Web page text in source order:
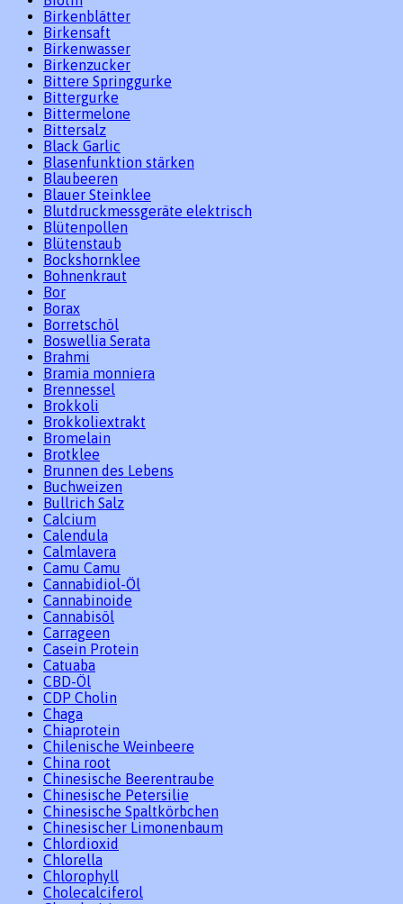
Birkenblätter
Birkensaft
Birkenwasser
Birkenzucker
Bittere Springgurke
Bittergurke
Bittermelone
Bittersalz
Black Garlic
Blasenfunktion stärken
Blaubeeren
Blauer Steinklee
Blutdruckmessgeräte elektrisch
Blütenpollen
Blütenstaub
Bockshornklee
Bohnenkraut
Bor
Borax
Borretschöl
Boswellia Serata
Brahmi
Bramia monniera
Brennessel
Brokkoli
Brokkoliextrakt
Bromelain
Brotklee
Brunnen des Lebens
Buchweizen
Bullrich Salz
Calcium
Calendula
Calmlavera
Camu Camu
Cannabidiol-Öl
Cannabinoide
Cannabisöl
Carrageen
Casein Protein
Catuaba
CBD-Öl
CDP Cholin
Chaga
Chiaprotein
Chilenische Weinbeere
China root
Chinesische Beerentraube
Chinesische Petersilie
Chinesische Spaltkörbchen
Chinesischer Limonenbaum
Chlordioxid
Chlorella
Chlorophyll
Cholecalciferol